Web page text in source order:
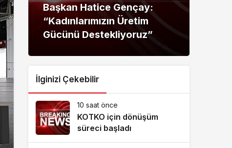
Başkan Hatice Gençay:
“Kadınlarımızın Üretim
Gücünü Destekliyoruz”
İlginizi Çekebilir
10 saat önce
KOTKO için dönüşüm
süreci başladı